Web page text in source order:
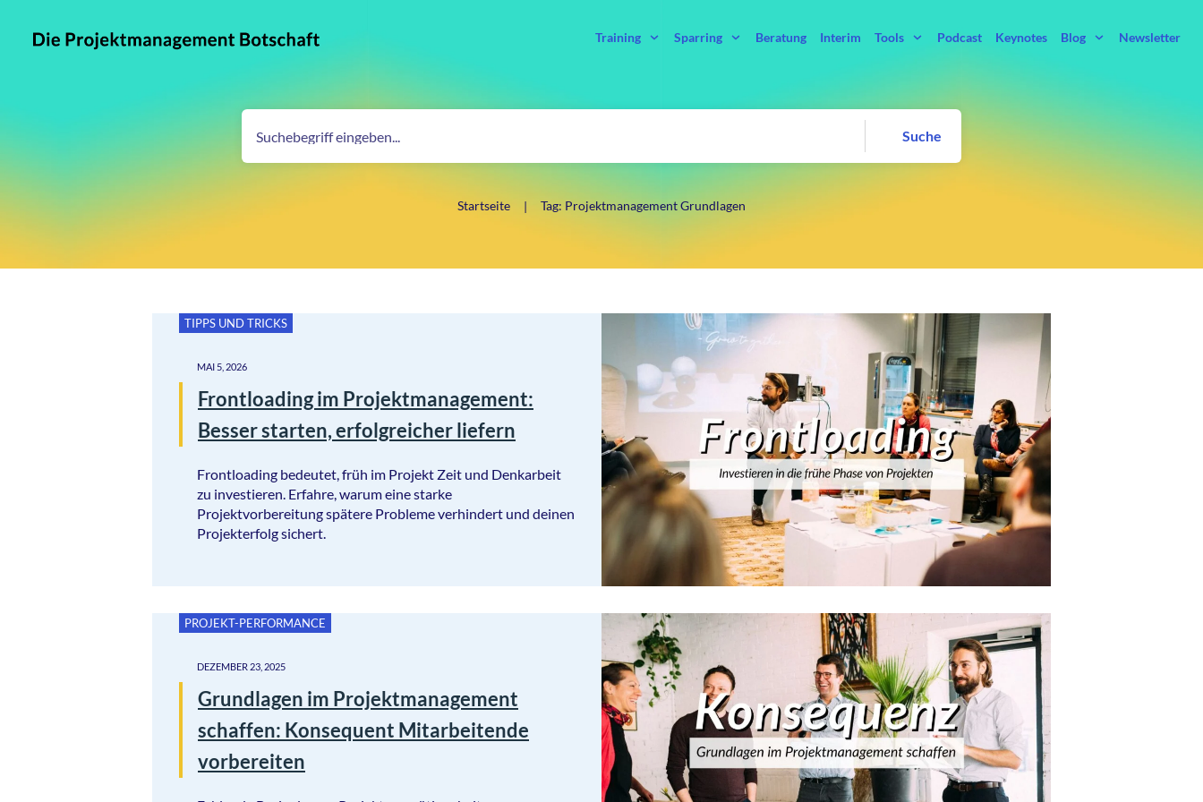
Training Sparring Beratung Interim Tools Podcast Keynotes Blog Newsletter
Suche
Startseite | Tag: Projektmanagement Grundlagen
TIPPS UND TRICKS
MAI 5, 2026
Frontloading im Projektmanagement:
Besser starten, erfolgreicher liefern
Frontloading bedeutet, früh im Projekt Zeit und Denkarbeit
zu investieren. Erfahre, warum eine starke
Projektvorbereitung spätere Probleme verhindert und deinen
Projekterfolg sichert.
PROJEKT-PERFORMANCE
DEZEMBER 23, 2025
Grundlagen im Projektmanagement
schaffen: Konsequent Mitarbeitende
vorbereiten